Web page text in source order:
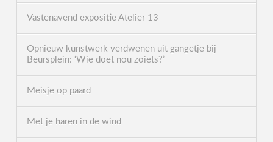
Vastenavend expositie Atelier 13
Opnieuw kunstwerk verdwenen uit gangetje bij
Beursplein: ‘Wie doet nou zoiets?’
Meisje op paard
Met je haren in de wind